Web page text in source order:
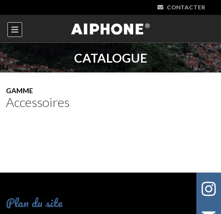
CONTACTER
CATALOGUE
GAMME
Accessoires
Plan du site